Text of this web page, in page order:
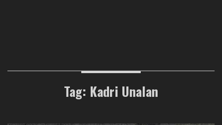
Tag: Kadri Unalan